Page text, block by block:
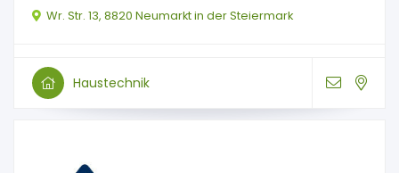
Wr. Str. 13, 8820 Neumarkt in der Steiermark
Haustechnik